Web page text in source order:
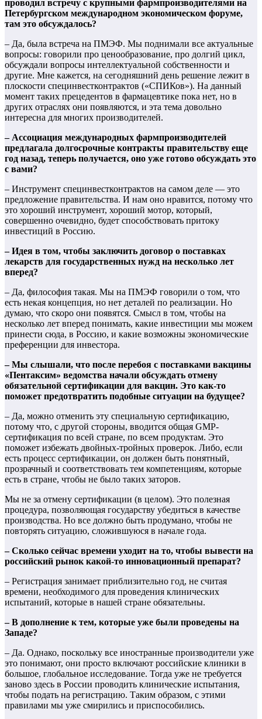
проводил встречу с крупными фармпроизводителями на
Петербургском международном экономическом форуме,
там это обсуждалось?
– Да, была встреча на ПМЭФ. Мы поднимали все актуальные
вопросы: говорили про ценообразование, про долгий цикл,
обсуждали вопросы интеллектуальной собственности и
другие. Мне кажется, на сегодняшний день решение лежит в
плоскости специнвестконтрактов («СПИКов»). На данный
момент таких прецедентов в фармацевтике пока нет, но в
других отраслях они появляются, и эта тема довольно
интересна для многих производителей.
– Ассоциация международных фармпроизводителей
предлагала долгосрочные контракты правительству еще
год назад, теперь получается, оно уже готово обсуждать это
с вами?
– Инструмент специнвестконтрактов на самом деле — это
предложение правительства. И нам оно нравится, потому что
это хороший инструмент, хороший мотор, который,
совершенно очевидно, будет способствовать притоку
инвестиций в Россию.
– Идея в том, чтобы заключить договор о поставках
лекарств для государственных нужд на несколько лет
вперед?
– Да, философия такая. Мы на ПМЭФ говорили о том, что
есть некая концепция, но нет деталей по реализации. Но
думаю, что скоро они появятся. Смысл в том, чтобы на
несколько лет вперед понимать, какие инвестиции мы можем
принести сюда, в Россию, и какие возможны экономические
преференции для инвестора.
– Мы слышали, что после перебоя с поставками вакцины
«Пентаксим» ведомства начали обсуждать отмену
обязательной сертификации для вакцин. Это как-то
поможет предотвратить подобные ситуации на будущее?
– Да, можно отменить эту специальную сертификацию,
потому что, с другой стороны, вводится общая GMP-
сертификация по всей стране, по всем продуктам. Это
поможет избежать двойных-тройных проверок. Либо, если
есть процесс сертификации, он должен быть понятный,
прозрачный и соответствовать тем компетенциям, которые
есть в стране, чтобы не было таких заторов.
Мы не за отмену сертификации (в целом). Это полезная
процедура, позволяющая государству убедиться в качестве
производства. Но все должно быть продумано, чтобы не
повторять ситуацию, сложившуюся в начале года.
– Сколько сейчас времени уходит на то, чтобы вывести на
российский рынок какой-то инновационный препарат?
– Регистрация занимает приблизительно год, не считая
времени, необходимого для проведения клинических
испытаний, которые в нашей стране обязательны.
– В дополнение к тем, которые уже были проведены на
Западе?
– Да. Однако, поскольку все иностранные производители уже
это понимают, они просто включают российские клиники в
большое, глобальное исследование. Тогда уже не требуется
заново здесь в России проводить клинические испытания,
чтобы подать на регистрацию. Таким образом, с этими
правилами мы уже смирились и приспособились.